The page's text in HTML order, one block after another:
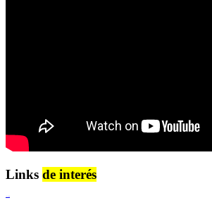
Links de interés